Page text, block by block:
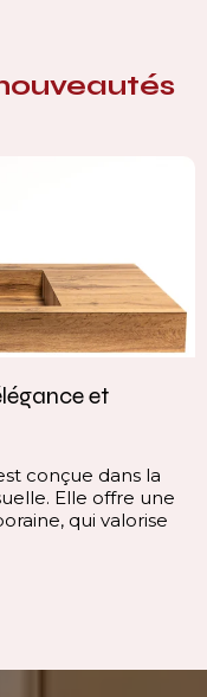
et
conçue dans la
Elle offre une
qui valorise